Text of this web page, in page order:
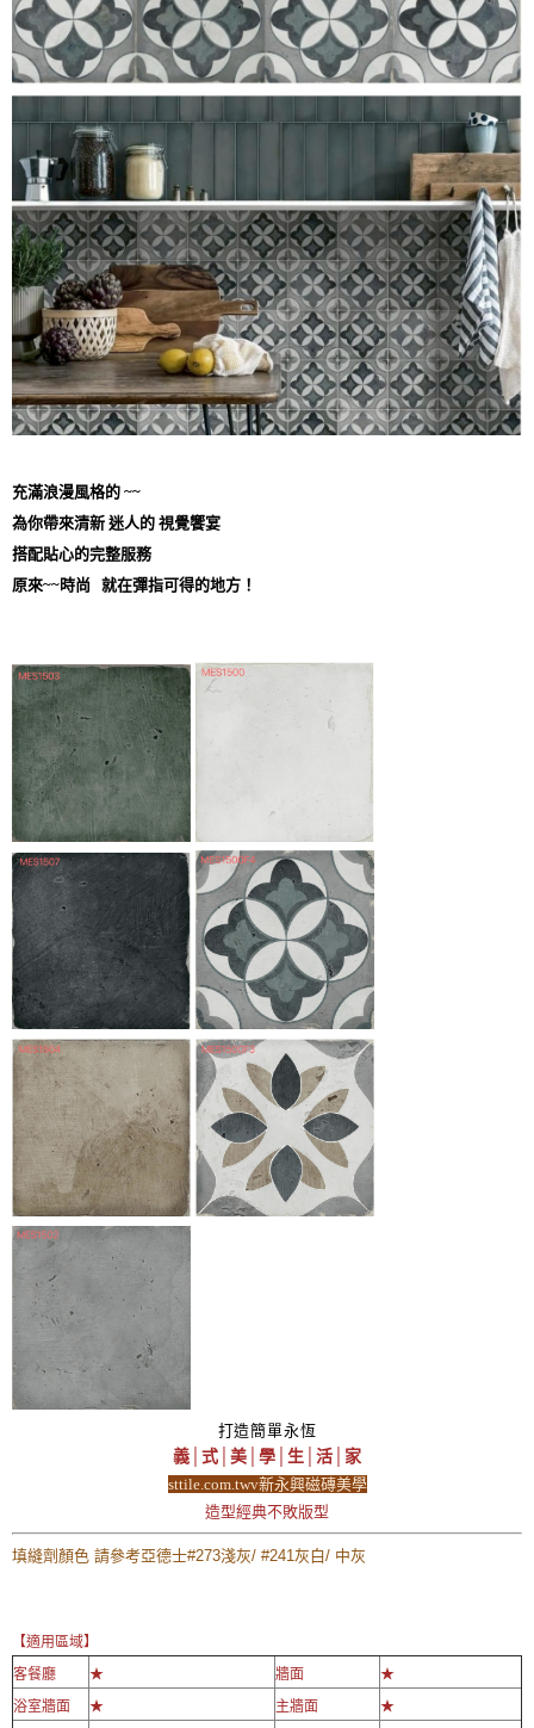
充滿浪漫風格的 ~~
為你帶來清新 迷人的 視覺饗宴
搭配貼心的完整服務
原來~~時尚 就在彈指可得的地方！
打造簡單永恆
義│式│美│學│生│活│家
sttile.com.twv新永興磁磚美學
造型經典不敗版型
填縫劑顏色 請參考亞德士#273淺灰/ #241灰白/ 中灰
【適用區域】
客餐廳
★ 牆面
★
浴室牆面
★ 主牆面
★